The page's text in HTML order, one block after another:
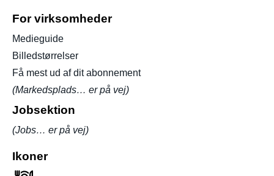
For virksomheder
Medieguide
Billedstørrelser
Få mest ud af dit abonnement
(Markedsplads… er på vej)
Jobsektion
(Jobs… er på vej)
Ikoner